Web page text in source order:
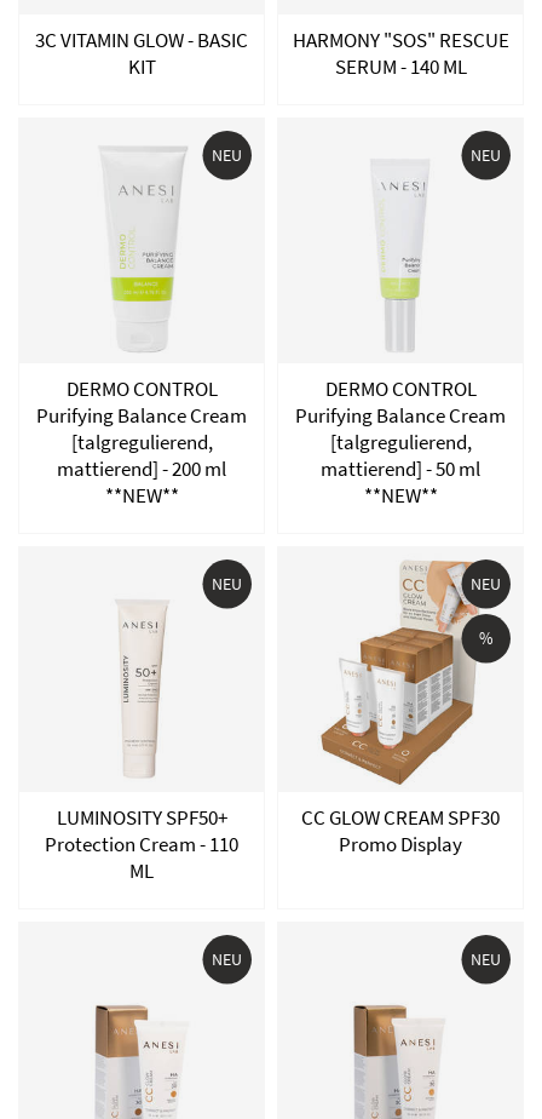
3C VITAMIN GLOW - BASIC
KIT
HARMONY "SOS" RESCUE
SERUM - 140 ML
NEU
DERMO CONTROL
Purifying Balance Cream
[talgregulierend,
mattierend] - 200 ml
**NEW**
NEU
DERMO CONTROL
Purifying Balance Cream
[talgregulierend,
mattierend] - 50 ml
**NEW**
NEU
LUMINOSITY SPF50+
Protection Cream - 110
ML
NEU
%
CC GLOW CREAM SPF30
Promo Display
NEU NEU